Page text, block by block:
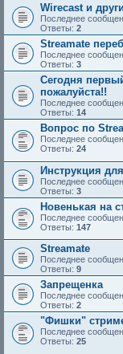
Wirecast и
Последнее
Ответы: 2
Streamate
Последнее
Ответы: 3
Сегодня
пожалуйста!!
Последнее
Ответы: 14
Вопрос по
Последнее
Ответы: 24
Инструкция
Последнее
Ответы: 3
Новенькая на
Последнее
Ответы: 147
Streamate
Последнее
Ответы: 9
Запрещенка
Последнее
Ответы: 2
"Фишки"
Последнее
Ответы: 25